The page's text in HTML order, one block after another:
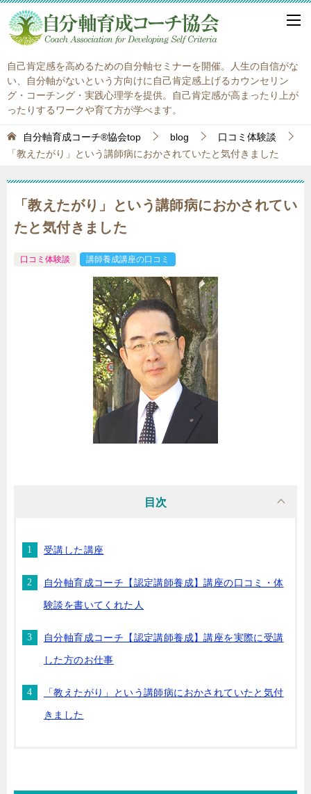
自己肯定感を高めるための自分軸セミナーを開催。人生の自信がな
い、自分軸がないという方向けに自己肯定感上げるカウンセリン
グ・コーチング・実践心理学を提供。自己肯定感が高まったり上が
ったりするワークや育て方が学べます。
自分軸育成コーチ®協会top blog
口コミ体験談
「教えたがり」という講師病におかされていたと気付きました
「教えたがり」という講師病におかされてい
たと気付きました
口コミ体験談 講師養成講座の口コミ
目次
受講した講座
自分軸育成コーチ【認定講師養成】講座の口コミ・体
験談を書いてくれた人
自分軸育成コーチ【認定講師養成】講座を実際に受講
した方のお仕事
「教えたがり」という講師病におかされていたと気付
きました